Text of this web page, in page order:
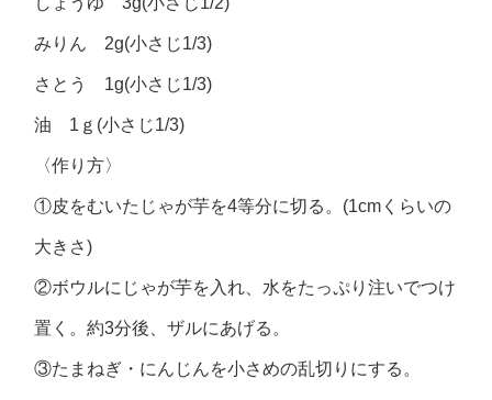
みりん 2g(小さじ1/3)
さとう 1g(小さじ1/3)
油 1ｇ(小さじ1/3)
〈作り方〉
①皮をむいたじゃが芋を4等分に切る。(1cmくらいの
大きさ)
②ボウルにじゃが芋を入れ、水をたっぷり注いでつけ
置く。約3分後、ザルにあげる。
③たまねぎ・にんじんを小さめの乱切りにする。